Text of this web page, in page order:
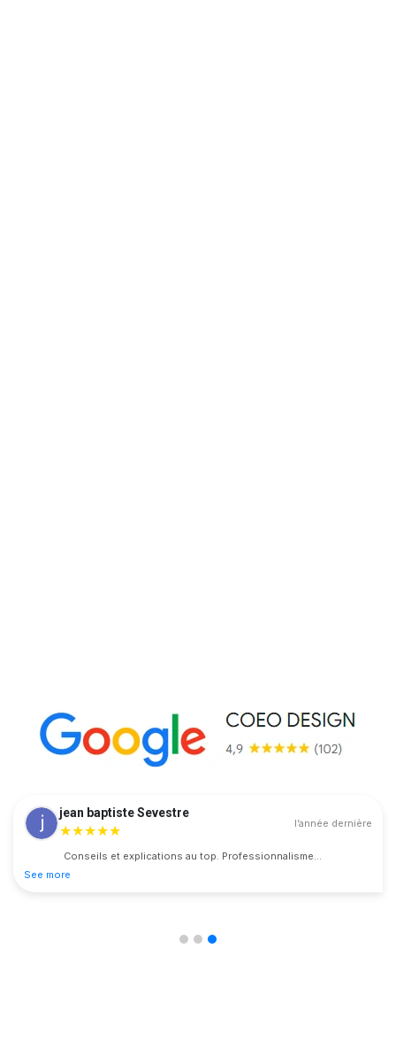
jean baptiste Sevestre
★★★★★ l’année dernière
Conseils et explications au top. Professionnalisme...
See more